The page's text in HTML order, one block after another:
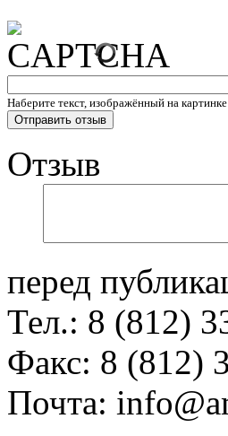
Наберите текст, изображённый на картинке
Отзыв
перед
Тел.: 8 (812)
Факс: 8 (812)
Почта: